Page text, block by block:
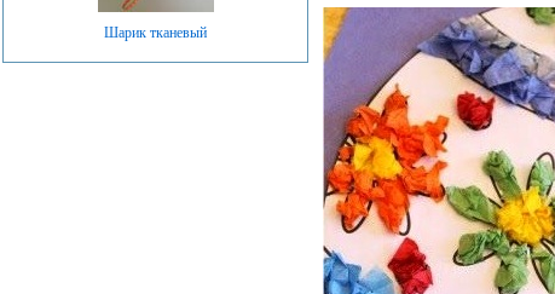
Шарик тканевый